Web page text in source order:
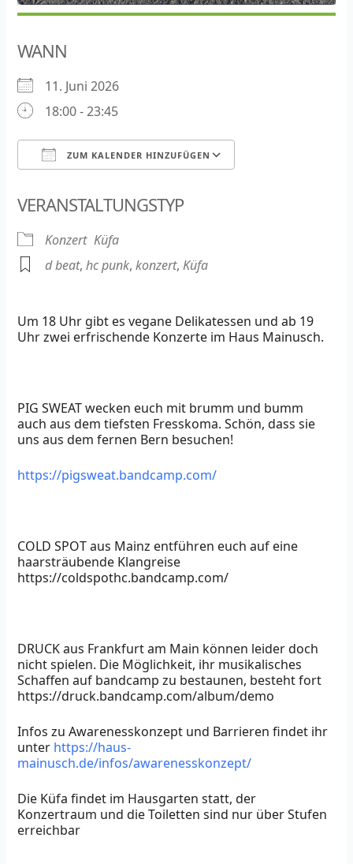
WANN
11. Juni 2026
18:00 - 23:45
ZUM KALENDER HINZUFÜGEN
VERANSTALTUNGSTYP
Konzert Küfa
d beat,hc punk,konzert,Küfa
Um 18 Uhr gibt es vegane Delikatessen und ab 19
Uhr zwei erfrischende Konzerte im Haus Mainusch.
PIG SWEAT wecken euch mit brumm und bumm
auch aus dem tiefsten Fresskoma. Schön, dass sie
uns aus dem fernen Bern besuchen!
https://pigsweat.bandcamp.com/
COLD SPOT aus Mainz entführen euch auf eine
haarsträubende Klangreise
https://coldspothc.bandcamp.com/
DRUCK aus Frankfurt am Main können leider doch
nicht spielen. Die Möglichkeit, ihr musikalisches
Schaffen auf bandcamp zu bestaunen, besteht fort
https://druck.bandcamp.com/album/demo
Infos zu Awarenesskonzept und Barrieren findet ihr
unter https://haus-
mainusch.de/infos/awarenesskonzept/
Die Küfa findet im Hausgarten statt, der
Konzertraum und die Toiletten sind nur über Stufen
erreichbar